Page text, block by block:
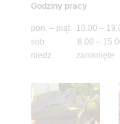
Godziny pracy
pon. – piąt. 10.00 –
sob. 8.00 –
niedz. zamknięte